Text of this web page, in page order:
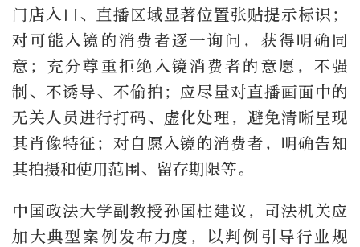
门店入口、直播区域显著位置张贴提示标识；
对可能入镜的消费者逐一询问，获得明确同
意；充分尊重拒绝入镜消费者的意愿，不强
制、不诱导、不偷拍；应尽量对直播画面中的
无关人员进行打码、虚化处理，避免清晰呈现
其肖像特征；对自愿入镜的消费者，明确告知
其拍摄和使用范围、留存期限等。
中国政法大学副教授孙国柱建议，司法机关应
加大典型案例发布力度，以判例引导行业规